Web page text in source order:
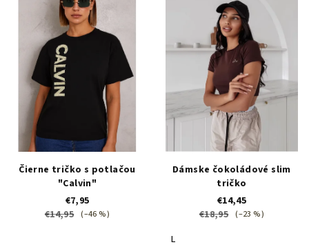
Čierne tričko s potlačou
"Calvin"
€7,95
€14,95 (–46 %)
Dámske čokoládové slim
tričko
€14,45
€18,95 (–23 %)
L